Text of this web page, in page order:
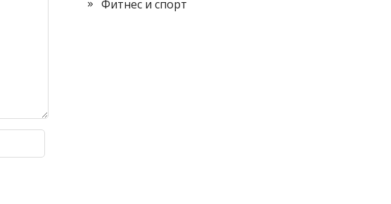
Фитнес и спорт